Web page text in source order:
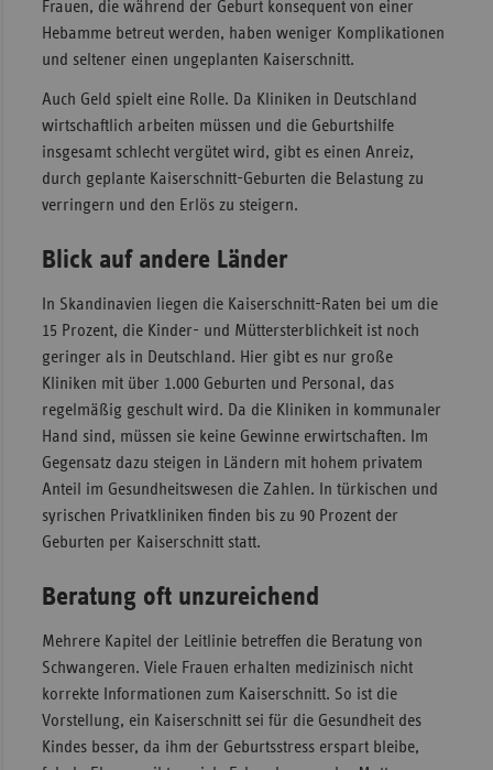
Frauen, die während der Geburt konsequent von einer
Hebamme betreut werden, haben weniger Komplikationen
und seltener einen ungeplanten Kaiserschnitt.
Auch Geld spielt eine Rolle. Da Kliniken in Deutschland
wirtschaftlich arbeiten müssen und die Geburtshilfe
insgesamt schlecht vergütet wird, gibt es einen Anreiz,
durch geplante Kaiserschnitt-Geburten die Belastung zu
verringern und den Erlös zu steigern.
Blick auf andere Länder
In Skandinavien liegen die Kaiserschnitt-Raten bei um die
15 Prozent, die Kinder- und Müttersterblichkeit ist noch
geringer als in Deutschland. Hier gibt es nur große
Kliniken mit über 1.000 Geburten und Personal, das
regelmäßig geschult wird. Da die Kliniken in kommunaler
Hand sind, müssen sie keine Gewinne erwirtschaften. Im
Gegensatz dazu steigen in Ländern mit hohem privatem
Anteil im Gesundheitswesen die Zahlen. In türkischen und
syrischen Privatkliniken finden bis zu 90 Prozent der
Geburten per Kaiserschnitt statt.
Beratung oft unzureichend
Mehrere Kapitel der Leitlinie betreffen die Beratung von
Schwangeren. Viele Frauen erhalten medizinisch nicht
korrekte Informationen zum Kaiserschnitt. So ist die
Vorstellung, ein Kaiserschnitt sei für die Gesundheit des
Kindes besser, da ihm der Geburtsstress erspart bleibe,